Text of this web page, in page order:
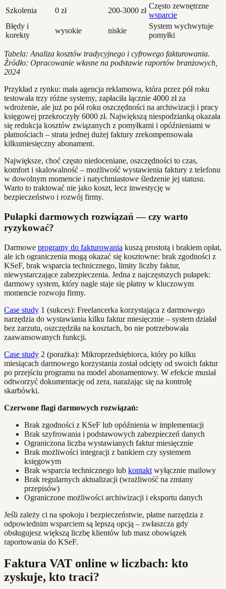
Szkolenia
0 zł 200-3000 zł
Często zewnętrzne
wsparcie
Błędy i
korekty
wysokie niskie
System wychwytuje
pomyłki
Tabela: Analiza kosztów tradycyjnego i cyfrowego fakturowania.
Źródło: Opracowanie własne na podstawie raportów branżowych,
2024
Przykład z rynku: mała agencja reklamowa, która przez pół roku
testowała trzy różne systemy, zapłaciła łącznie 4000 zł za
wdrożenie, ale już po pół roku oszczędności na archiwizacji i pracy
księgowej przekroczyły 6000 zł. Największą niespodzianką okazała
się redukcja kosztów związanych z pomyłkami i opóźnieniami w
płatnościach – strata jednej dużej faktury zrekompensowała
kilkumiesięczny abonament.
Największe, choć często niedoceniane, oszczędności to czas,
komfort i skalowalność – możliwość wystawienia faktury z telefonu
w dowolnym momencie i natychmiastowe śledzenie jej statusu.
Warto to traktować nie jako koszt, lecz inwestycję w
bezpieczeństwo i rozwój firmy.
Pułapki darmowych rozwiązań — czy warto
ryzykować?
Darmowe programy do fakturowania kuszą prostotą i brakiem opłat,
ale ich ograniczenia mogą okazać się kosztowne: brak zgodności z
KSeF, brak wsparcia technicznego, limity liczby faktur,
niewystarczające zabezpieczenia. Jedna z najczęstszych pułapek:
darmowy system, który nagle staje się płatny w kluczowym
momencie rozwoju firmy.
Case study 1 (sukces): Freelancerka korzystająca z darmowego
narzędzia do wystawiania kilku faktur miesięcznie – system działał
bez zarzutu, oszczędziła na kosztach, bo nie potrzebowała
zaawansowanych funkcji.
Case study 2 (porażka): Mikroprzedsiębiorca, który po kilku
miesiącach darmowego korzystania został odcięty od swoich faktur
po przejściu programu na model abonamentowy. W efekcie musiał
odtworzyć dokumentację od zera, narażając się na kontrolę
skarbówki.
Czerwone flagi darmowych rozwiązań:
Brak zgodności z KSeF lub opóźnienia w implementacji
Brak szyfrowania i podstawowych zabezpieczeń danych
Ograniczona liczba wystawianych faktur miesięcznie
Brak możliwości integracji z bankiem czy systemem
księgowym
Brak wsparcia technicznego lub kontakt wyłącznie mailowy
Brak regularnych aktualizacji (wrażliwość na zmiany
przepisów)
Ograniczone możliwości archiwizacji i eksportu danych
Jeśli zależy ci na spokoju i bezpieczeństwie, płatne narzędzia z
odpowiednim wsparciem są lepszą opcją – zwłaszcza gdy
obsługujesz większą liczbę klientów lub masz obowiązek
raportowania do KSeF.
Faktura VAT online w liczbach: kto
zyskuje, kto traci?